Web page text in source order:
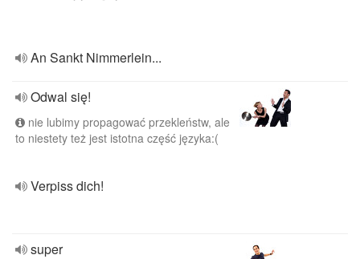
An Sankt Nimmerlein...
Odwal się!
nie lubimy propagować przekleństw, ale
to niestety też jest istotna część języka:(
Verpiss dich!
super